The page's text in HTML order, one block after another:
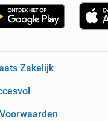
Zakelijk
Voorwaarden